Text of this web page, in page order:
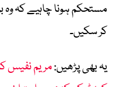
مستحکم ہونا چاہیے کہ وہ
کر سکیں۔
یہ بھی پڑھیں:مریم نفیس